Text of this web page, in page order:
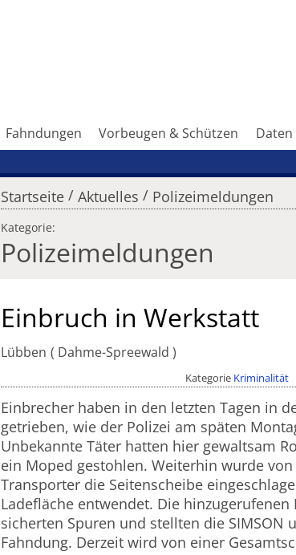
Fahndungen Vorbeugen & Schützen Daten
Startseite / Aktuelles / Polizeimeldungen
Kategorie:
Polizeimeldungen
Einbruch in Werkstatt
Lübben Dahme-Spreewald
Kategorie Kriminalität
Einbrecher haben in den letzten Tagen in
getrieben, wie der Polizei am späten
Unbekannte Täter hatten hier gewaltsam
ein Moped gestohlen. Weiterhin wurde
Transporter die Seitenscheibe
Ladefläche entwendet. Die
sicherten Spuren und stellten die SIMSON
Fahndung. Derzeit wird von einer